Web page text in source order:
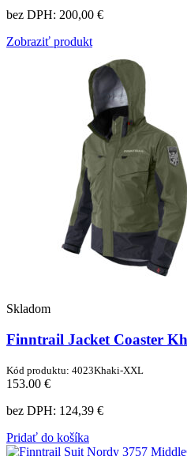
bez DPH: 200,00 €
Zobraziť produkt
Skladom
Finntrail Jacket Coaster
Kód produktu: 4023Khaki-XXL
153.00 €
bez DPH: 124,39 €
Pridať do košíka